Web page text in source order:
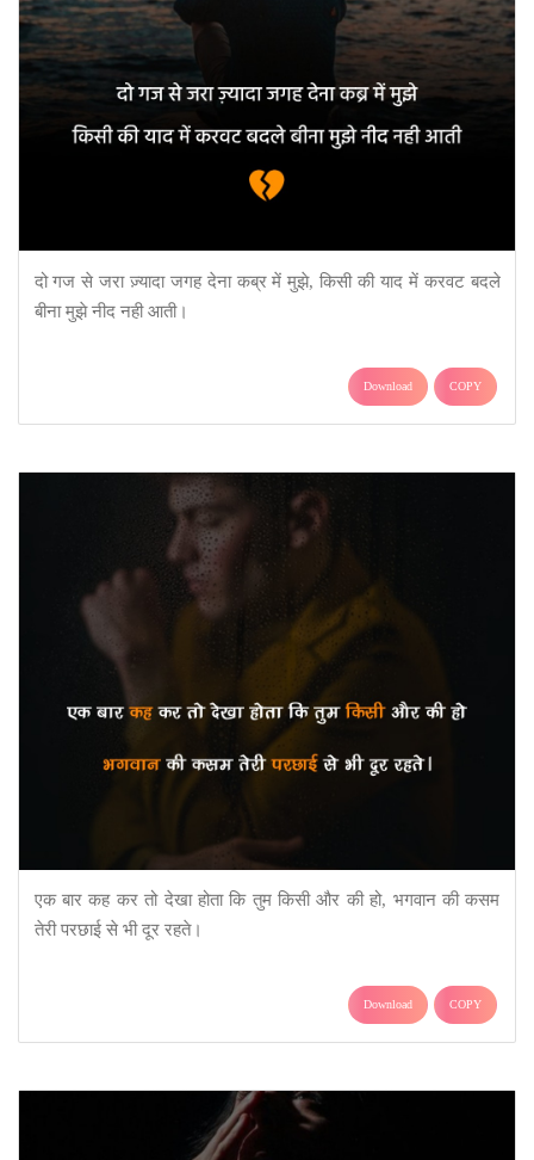
दो गज से जरा ज़्यादा जगह देना कब्र में मुझे, किसी की याद में करवट बदले
बीना मुझे नीद नही आती।
Download COPY
एक बार कह कर तो देखा होता कि तुम किसी और की हो, भगवान की कसम
तेरी परछाई से भी दूर रहते।
Download COPY